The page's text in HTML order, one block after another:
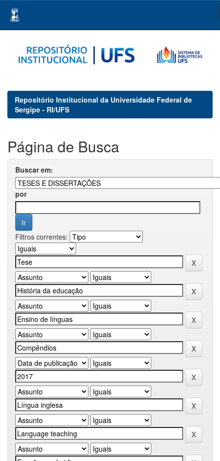
navigation
Repositório Institucional da Universidade Federal de
Sergipe - RI/UFS
Página de Busca
Buscar em:
por
Filtros correntes: